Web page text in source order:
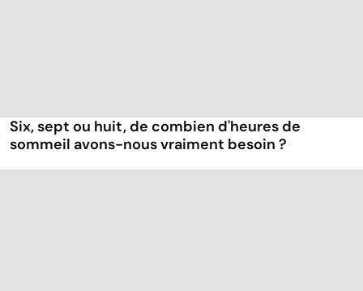
Six, sept ou huit, de combien d'heures de
sommeil avons-nous vraiment besoin ?